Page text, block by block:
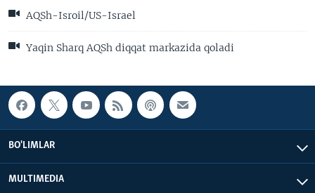
AQSh-Isroil/US-Israel
Yaqin Sharq AQSh diqqat markazida qoladi
BO'LIMLAR
MULTIMEDIA